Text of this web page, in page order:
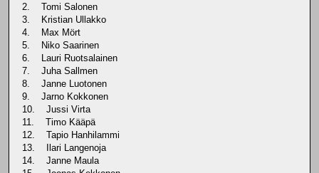
2. Tomi Salonen
3. Kristian Ullakko
4. Max Mört
5. Niko Saarinen
6. Lauri Ruotsalainen
7. Juha Sallmen
8. Janne Luotonen
9. Jarno Kokkonen
10. Jussi Virta
11. Timo Kääpä
12. Tapio Hanhilammi
13. Ilari Langenoja
14. Janne Maula